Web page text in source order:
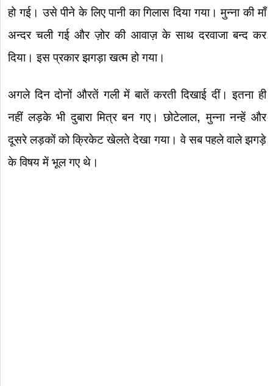
हो गई। उसे पीने के लिए पानी का गिलास दिया गया। मुन्ना की माँ
अन्दर चली गई और ज़ोर की आवाज़ के साथ दरवाजा बन्द कर
दिया। इस प्रकार झगड़ा खत्म हो गया।
अगले दिन दोनों औरतें गली में बातें करती दिखाई दीं। इतना ही
नहीं लड़के भी दुबारा मित्र बन गए। छोटेलाल, मुन्ना नन्हें और
दूसरे लड़कों को क्रिकेट खेलते देखा गया। वे सब पहले वाले झगड़े
के विषय में भूल गए थे।